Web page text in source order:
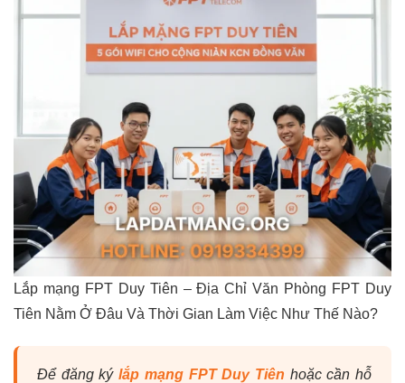
Lắp mạng FPT Duy Tiên – Địa Chỉ Văn Phòng FPT Duy
Tiên Nằm Ở Đâu Và Thời Gian Làm Việc Như Thế Nào?
Để đăng kýlắp mạng FPT Duy Tiên hoặc cần hỗ